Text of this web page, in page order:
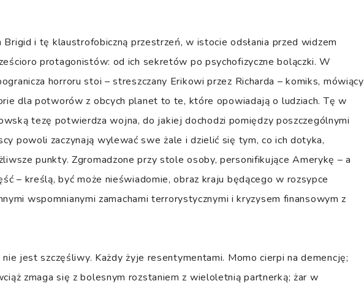
i tę klaustrofobiczną przestrzeń, w istocie odsłania przed widzem
protagonistów: od ich sekretów po psychofizyczne bolączki. W
horroru stoi – streszczany Erikowi przez Richarda – komiks, mówiący
dla potworów z obcych planet to te, które opowiadają o ludziach. Tę w
tezę potwierdza wojna, do jakiej dochodzi pomiędzy poszczególnymi
powoli zaczynają wylewać swe żale i dzielić się tym, co ich dotyka,
punkty. Zgromadzone przy stole osoby, personifikujące Amerykę – a
– kreślą, być może nieświadomie, obraz kraju będącego w rozsypce
wspomnianymi zamachami terrorystycznymi i kryzysem finansowym z
jest szczęśliwy. Każdy żyje resentymentami. Momo cierpi na demencję;
zmaga się z bolesnym rozstaniem z wieloletnią partnerką; żar w